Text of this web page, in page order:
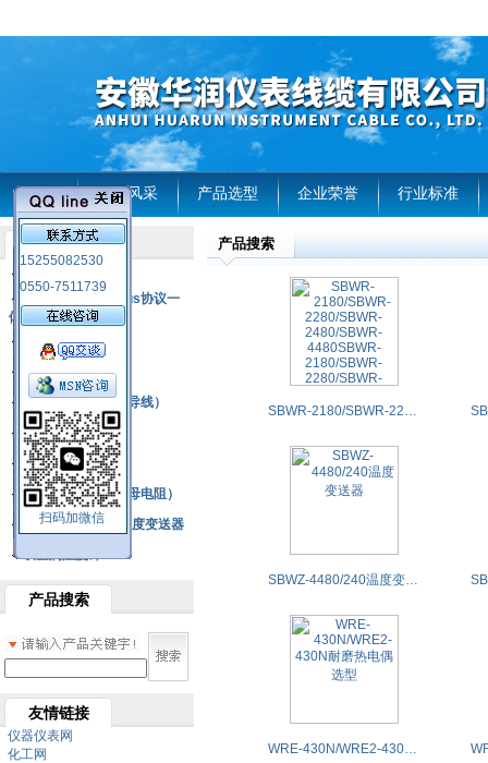
首页 企业风采 产品选型 企业荣誉 行业标准
15255082530
0550-7511739
扫码加微信
产品列表
RS485通讯modbus协议一
体化现场智能仪表
热电偶
压力式温度计
热电偶补偿电缆（导线）
振动传感器
热电阻
铂热电阻元件（云母电阻）
SBW系列一体化温度变送器
双金属温度计
产品搜索
友情链接
仪器仪表网
化工网
产品搜索
SBWR-2180/SBWR-2280/SBWR-2480/SBWR-4480SBWR-2180/SBWR-2280/SBWR-2480/SBWR-4480温度变送器
SBWZ-4480/240温度变送器
WRE-430N/WRE2-430N耐磨热电偶选型